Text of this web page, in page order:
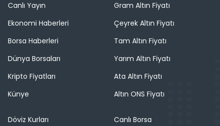
Canlı Yayın
Ekonomi Haberleri
Borsa Haberleri
Dünya Borsaları
Kripto Fiyatları
Künye
Gram Altın Fiyatı
Çeyrek Altın Fiyatı
Tam Altın Fiyatı
Yarım Altın Fiyatı
Ata Altın Fiyatı
Altın ONS Fiyatı
Döviz Kurları
Canlı Borsa